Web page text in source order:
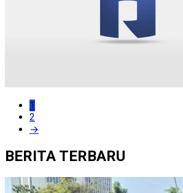
1
2
→
BERITA TERBARU